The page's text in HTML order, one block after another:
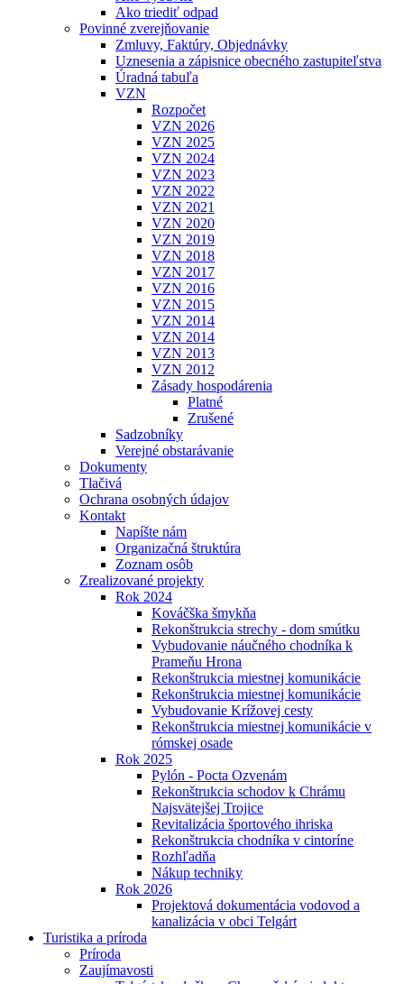
Ako triediť odpad
Povinné zverejňovanie
Zmluvy, Faktúry, Objednávky
Uznesenia a zápisnice obecného zastupiteľstva
Úradná tabuľa
VZN
Rozpočet
VZN 2026
VZN 2025
VZN 2024
VZN 2023
VZN 2022
VZN 2021
VZN 2020
VZN 2019
VZN 2018
VZN 2017
VZN 2016
VZN 2015
VZN 2014
VZN 2014
VZN 2013
VZN 2012
Zásady hospodárenia
Platné
Zrušené
Sadzobníky
Verejné obstarávanie
Dokumenty
Tlačivá
Ochrana osobných údajov
Kontakt
Napíšte nám
Organizačná štruktúra
Zoznam osôb
Zrealizované projekty
Rok 2024
Kováčška šmykňa
Rekonštrukcia strechy - dom smútku
Vybudovanie náučného chodníka k
Prameňu Hrona
Rekonštrukcia miestnej komunikácie
Rekonštrukcia miestnej komunikácie
Vybudovanie Krížovej cesty
Rekonštrukcia miestnej komunikácie v
rómskej osade
Rok 2025
Pylón - Pocta Ozvenám
Rekonštrukcia schodov k Chrámu
Najsvätejšej Trojice
Revitalizácia športového ihriska
Rekonštrukcia chodníka v cintoríne
Rozhľadňa
Nákup techniky
Rok 2026
Projektová dokumentácia vodovod a
kanalizácia v obci Telgárt
Turistika a príroda
Príroda
Zaujímavosti